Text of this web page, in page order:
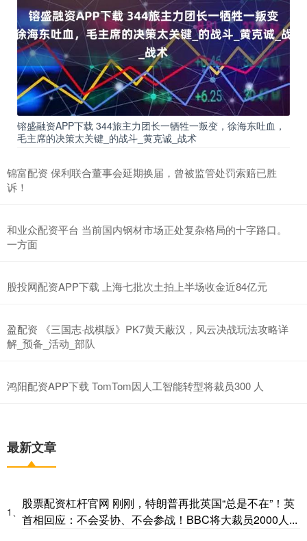
镕盛融资APP下载 344旅主力团长一牺牲一叛变，徐海东吐血，
毛主席的决策太关键_的战斗_黄克诚_战术
锦富配资 保利联合董事会延期换届，曾被监管处罚索赔已胜
诉！
和业众配资平台 当前国内钢材市场正处复杂格局的十字路口。
一方面
股投网配资APP下载 上海七批次土拍上半场收金近84亿元
盈配资 《三国志·战棋版》PK7黄天蔽汉，风云决战玩法攻略详
解_预备_活动_部队
鸿阳配资APP下载 TomTom因人工智能转型将裁员300 人
最新文章
1、
股票配资杠杆官网 刚刚，特朗普再批英国“总是不在”！英
首相回应：不会妥协、不会参战！BBC将大裁员2000人...